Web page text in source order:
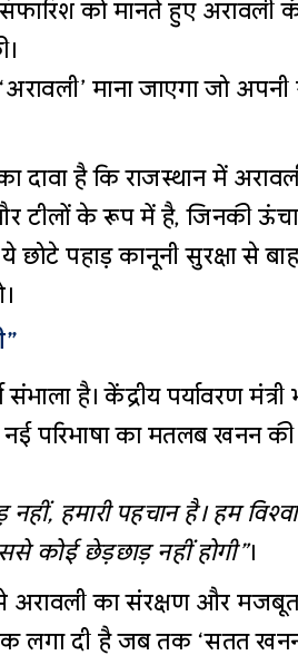
को मानते हुए अरावली
माना जाएगा जो अपनी
दावा है कि राजस्थान में
टीलों के रूप में है, जिनकी
पहाड़ कानूनी सुरक्षा से
है। केंद्रीय पर्यावरण मंत्री
नई परिभाषा का मतलब खनन
नहीं, हमारी पहचान है। हम
कोई छेड़छाड़ नहीं होगी”।
अरावली का संरक्षण और मजबूत
लगा दी है जब तक ‘सतत